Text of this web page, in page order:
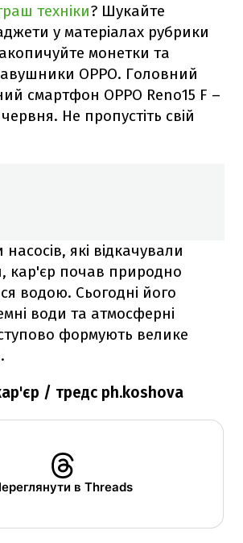
техніки? Шукайте
у матеріалах рубрики
монетки та
OPPO. Головний
смартфон ОРРО Reno15 F –
Не пропустіть свій
які відкачували
кар'єр почав природно
водою. Сьогодні його
води та атмосферні
формують велике
/ тредс ph.koshova
в Threads